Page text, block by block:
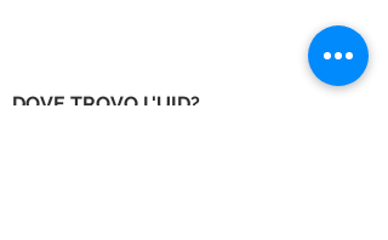
DOVE TROVO L'UID?